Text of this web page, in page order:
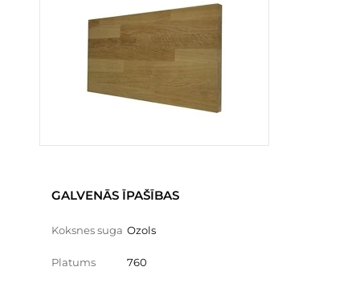
GALVENĀS ĪPAŠĪBAS
Koksnes suga Ozols
Platums 760